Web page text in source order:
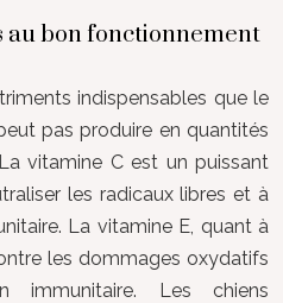
au bon fonctionnement
indispensables que le
pas produire en quantités
vitamine C est un puissant
les radicaux libres et à
La vitamine E, quant à
les dommages oxydatifs
Les chiens